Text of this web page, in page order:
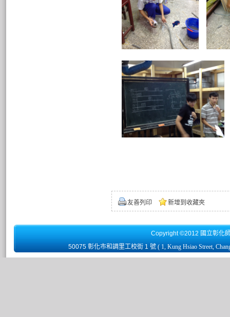
友善列印 新增到收藏夾
Copyright ©2012 國立彰化
50075 彰化市和調里工校街 1 號 ( 1, Kung Hsiao Street,